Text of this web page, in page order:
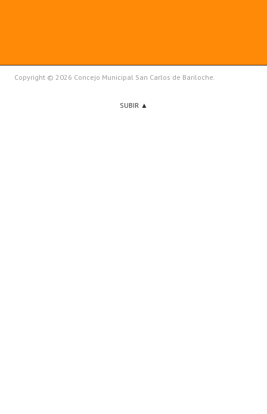
Copyright © 2026 Concejo Municipal San Carlos de Bariloche.
SUBIR ▲